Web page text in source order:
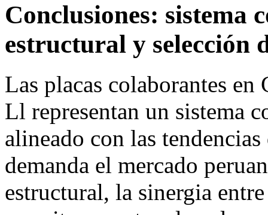
Conclusiones: sistema
estructural y selección
Las placas colaborantes
Ll representan un sistema
alineado con las
demanda el mercado
estructural, la sinergia